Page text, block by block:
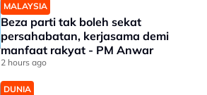
MALAYSIA
Beza parti tak boleh sekat
persahabatan, kerjasama demi
manfaat rakyat - PM Anwar
2 hours ago
DUNIA